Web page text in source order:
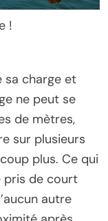
!
sa charge et
ne peut se
de mètres,
sur plusieurs
plus. Ce qui
pris de court
autre